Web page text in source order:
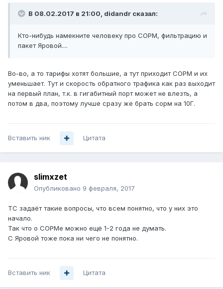
В 08.02.2017 в 21:00, didandr сказал:
Кто-нибудь намекните человеку про СОРМ, фильтрацию и
пакет Яровой....
Во-во, а то тарифы хотят большие, а тут приходит СОРМ и их
уменьшает. Тут и скорость обратного трафика как раз выходит
на первый план, т.к. в гигабитный порт может не влезть, а
потом в два, поэтому лучше сразу же брать сорм на 10Г.
Вставить ник Цитата
slimxzet
Опубликовано 9 февраля, 2017
ТС задаёт такие вопросы, что всем понятно, что у них это
начало.
Так что о СОРМе можно ещё 1-2 года не думать.
С Яровой тоже пока ни чего не понятно.
Вставить ник Цитата